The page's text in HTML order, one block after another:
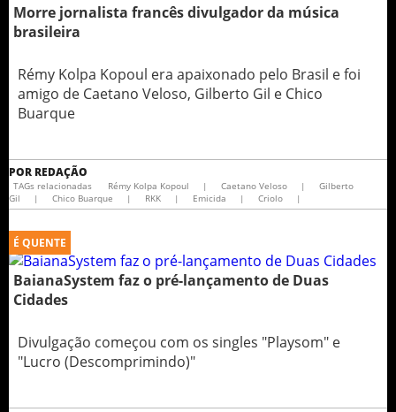
Morre jornalista francês divulgador da música
brasileira
Rémy Kolpa Kopoul era apaixonado pelo Brasil e foi
amigo de Caetano Veloso, Gilberto Gil e Chico
Buarque
POR REDAÇÃO
TAGs relacionadas Rémy Kolpa Kopoul | Caetano Veloso |
Gilberto
Gil
| Chico Buarque | RKK | Emicida | Criolo |
É QUENTE
BaianaSystem faz o pré-lançamento de Duas
Cidades
Divulgação começou com os singles "Playsom" e
"Lucro (Descomprimindo)"